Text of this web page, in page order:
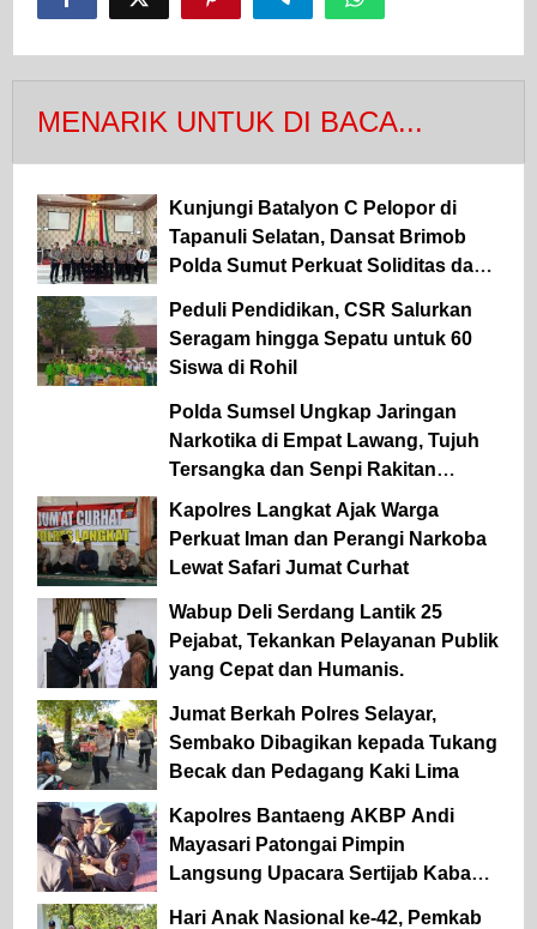
MENARIK UNTUK DI BACA...
Kunjungi Batalyon C Pelopor di
Tapanuli Selatan, Dansat Brimob
Polda Sumut Perkuat Soliditas dan
Peduli Pendidikan, CSR Salurkan
Seragam hingga Sepatu untuk 60
Siswa di Rohil
Polda Sumsel Ungkap Jaringan
Narkotika di Empat Lawang, Tujuh
Tersangka dan Senpi Rakitan
Diamankan
Kapolres Langkat Ajak Warga
Perkuat Iman dan Perangi Narkoba
Lewat Safari Jumat Curhat
Wabup Deli Serdang Lantik 25
Pejabat, Tekankan Pelayanan Publik
yang Cepat dan Humanis.
Jumat Berkah Polres Selayar,
Sembako Dibagikan kepada Tukang
Becak dan Pedagang Kaki Lima
Kapolres Bantaeng AKBP Andi
Mayasari Patongai Pimpin
Langsung Upacara Sertijab Kabag
Hari Anak Nasional ke-42, Pemkab